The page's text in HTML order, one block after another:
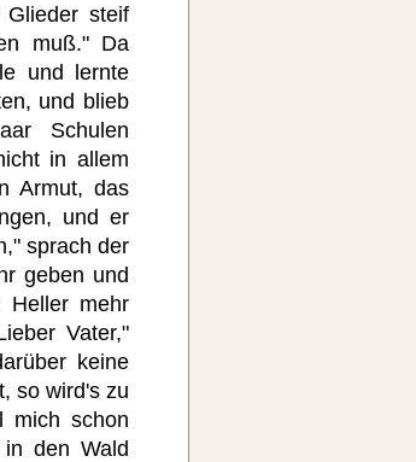
steif
muß." Da
und lernte
und blieb
Schulen
in allem
Armut, das
und er
sprach der
geben und
Heller mehr
Vater,"
keine
so wird's zu
mich schon
den Wald